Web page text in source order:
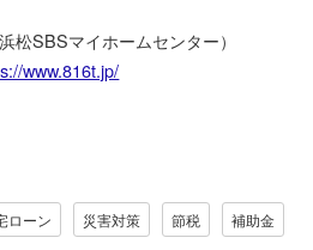
松SBSマイホームセンター）
www.816t.jp/
ローン 災害対策 節税 補助金